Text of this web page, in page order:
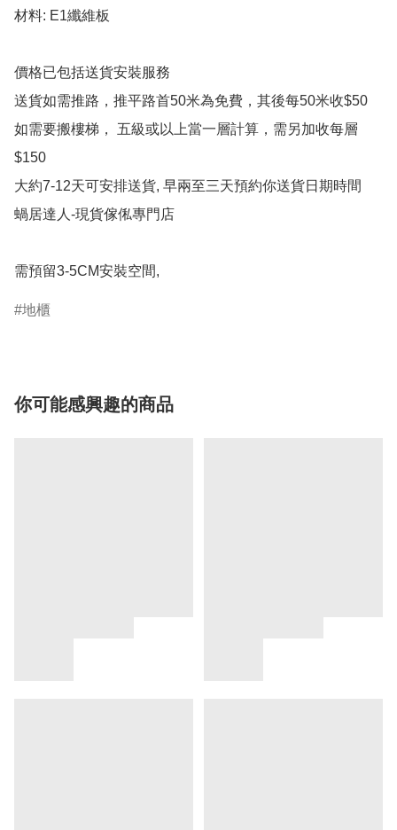
材料: E1纖維板
價格已包括送貨安裝服務
送貨如需推路，推平路首50米為免費，其後每50米收$50
如需要搬樓梯， 五級或以上當一層計算，需另加收每層
$150
大約7-12天可安排送貨, 早兩至三天預約你送貨日期時間
蝸居達人-現貨傢俬專門店
需預留3-5CM安裝空間,
地櫃
你可能感興趣的商品